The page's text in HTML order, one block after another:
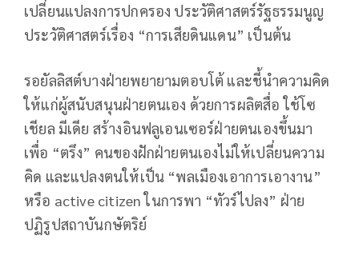
เปลี่ยนแปลงการปกครอง ประวัติศาสตร์รัฐธรรมนูญ
ประวัติศาสตร์เรื่อง “การเสียดินแดน” เป็นต้น
รอยัลลิสต์บางฝ่ายพยายามตอบโต้ และชี้นำความคิด
ให้แก่ผู้สนับสนุนฝ่ายตนเอง ด้วยการผลิตสื่อ ใช้โซ
เชียล มีเดีย สร้างอินฟลูเอนเซอร์ฝ่ายตนเองขึ้นมา
เพื่อ “ตรึง” คนของฝักฝ่ายตนเองไม่ให้เปลี่ยนความ
คิด และแปลงตนให้เป็น “พลเมืองเอาการเอางาน”
หรือ active citizen ในการพา “ทัวร์ไปลง” ฝ่าย
ปฏิรูปสถาบันกษัตริย์